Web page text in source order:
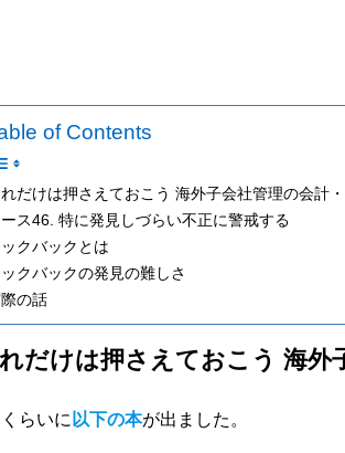
of Contents
だけは押さえておこう 海外子会社管理の会計
ス46. 特に発見しづらい不正に警戒する
クバックとは
クバックの発見の難しさ
の話
だけは押さえておこう 海外
らいに 以下の本が出ました。